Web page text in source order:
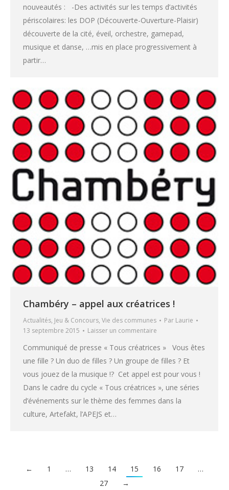
nouveautés : -Des activités sur les temps d’activités
périscolaires: les DOP (Découverte-Ouverture-Plaisir)
découverte de la cité, éveil, orchestre, gamepad,
musique et danse, …mis en place progressivement à
partir…
Chambéry – appel aux créatrices !
Actualités, Jeu & Concours, Vie des communes Par Laurie
13 septembre 2015
Laisser un commentaire
Communiqué de presse « Tous créatrices » Vous êtes
une fille ? Un duo de filles ? Un groupe de filles ? Et
vous jouez de la musique !? Cet appel est pour vous !
Dans le cadre du cycle « Tous créatrices », une séries
d’événements sur le thème des femmes dans la
culture, Artefakt, l’APEJS et…
← 1 … 13 14 15 16 17
…
27
→